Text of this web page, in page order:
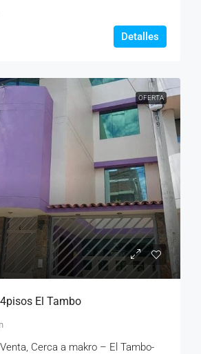
Detalles
OFERTA
El Tambo
Cerca a makro – El Tambo-